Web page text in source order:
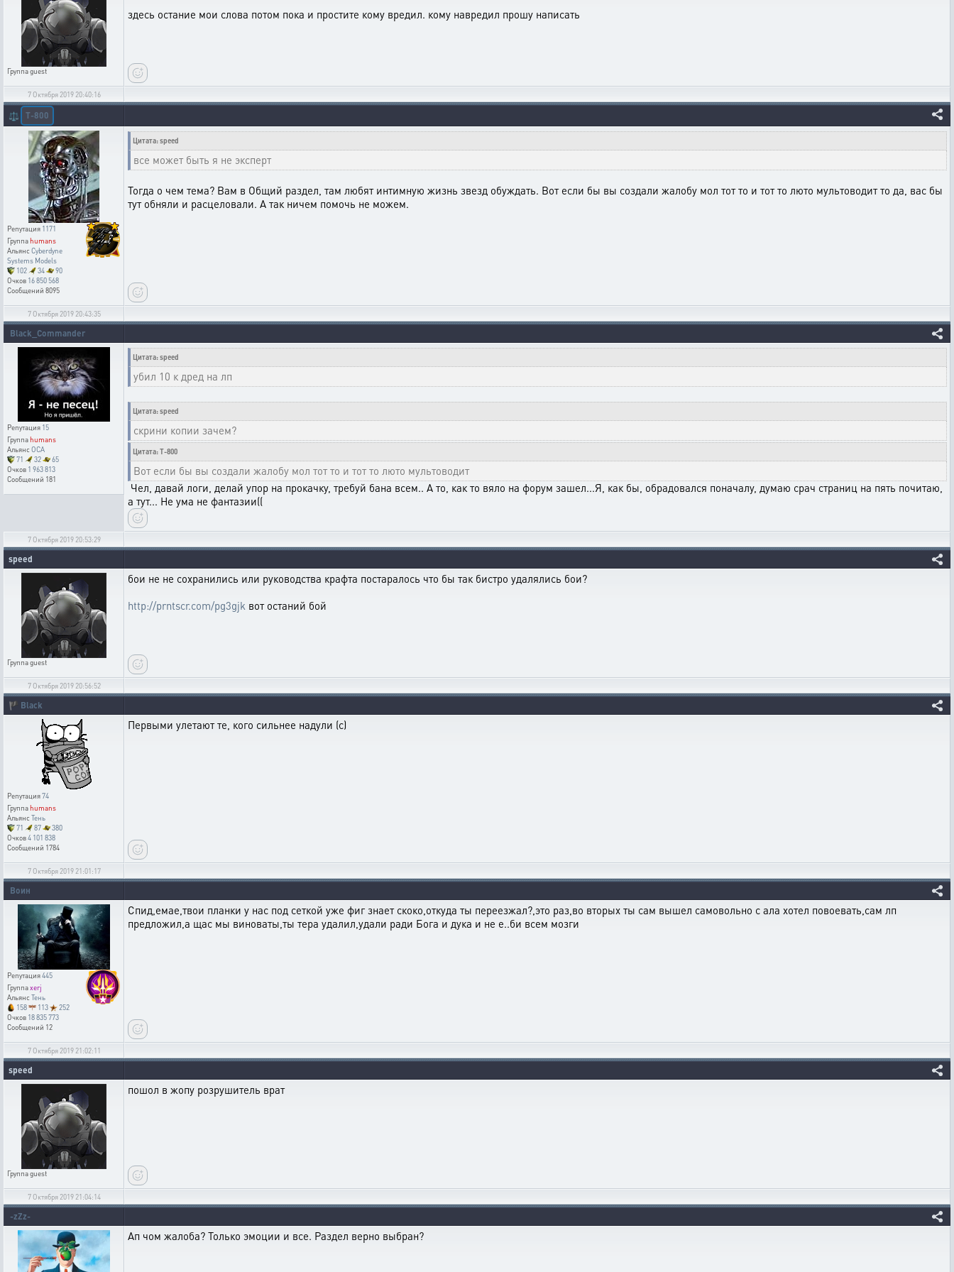
Группаguest
здесь остание мои слова потом пока и простите кому вредил. кому навредил прошу написать
7 Октября 2019 20:40:16
⚖️ T-800
Репутация 1171
Группаhumans
АльянсCyberdyne
Systems Models
102
34
90
Очков 16 850 568
Сообщений 8095
Цитата: speed
все может быть я не эксперт
Тогда о чем тема? Вам в Общий раздел, там любят интимную жизнь звезд обуждать. Вот если бы вы создали жалобу мол тот то и тот то люто мультоводит то да, вас бы
тут обняли и расцеловали. А так ничем помочь не можем.
7 Октября 2019 20:43:35
Black_Commander
Репутация 15
Группаhumans
АльянсOCA
71
32
65
Очков 1 963 813
Сообщений 181
Цитата: speed
убил 10 к дред на лп
Цитата: speed
скрини копии зачем?
Цитата: T-800
Вот если бы вы создали жалобу мол тот то и тот то люто мультоводит
Чел, давай логи, делай упор на прокачку, требуй бана всем.. А то, как то вяло на форум зашел...Я, как бы, обрадовался поначалу, думаю срач страниц на пять почитаю,
а тут... Не ума не фантазии((
7 Октября 2019 20:53:29
speed
Группаguest
бои не не сохранились или руководства крафта постаралось что бы так бистро удалялись бои?
http://prntscr.com/pg3gjk вот останий бой
7 Октября 2019 20:56:52
🏴 Black
Репутация74
Группаhumans
АльянсТень
71
87
380
Очков4 101 838
Сообщений 1784
Первыми улетают те, кого сильнее надули (с)
7 Октября 2019 21:01:17
Воин
Репутация445
Группаxerj
АльянсТень
158
113
252
Очков 18 835 773
Сообщений 12
Спид,емае,твои планки у нас под сеткой уже фиг знает скоко,откуда ты переезжал?,это раз,во вторых ты сам вышел самовольно с ала хотел повоевать,сам лп
предложил,а щас мы виноваты,ты тера удалил,удали ради Бога и дука и не е..би всем мозги
7 Октября 2019 21:02:11
speed
Группаguest
пошол в жопу розрушитель врат
7 Октября 2019 21:04:14
-zZz-
Ап чом жалоба? Только эмоции и все. Раздел верно выбран?